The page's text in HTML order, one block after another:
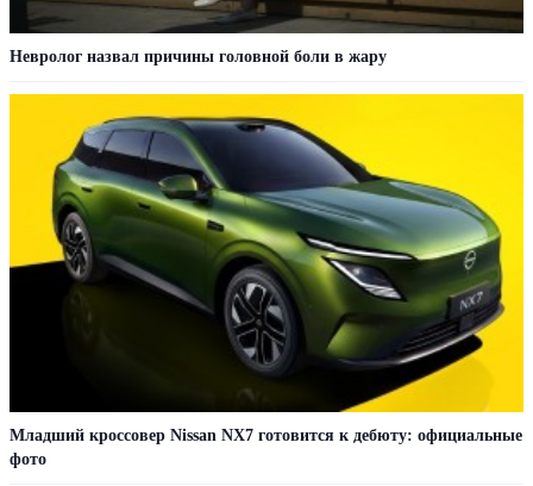
Невролог назвал причины головной боли в жару
Младший кроссовер Nissan NX7 готовится к дебюту: официальные
фото